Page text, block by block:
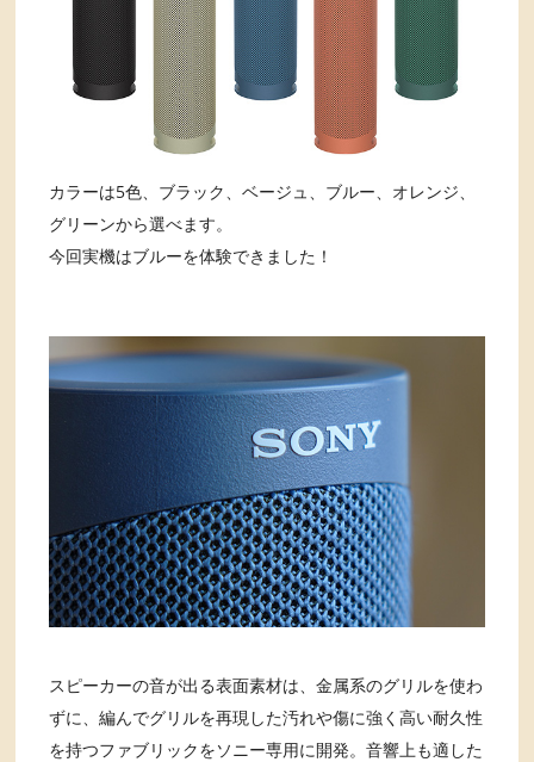
カラーは5色、ブラック、ベージュ、ブルー、オレンジ、
グリーンから選べます。
今回実機はブルーを体験できました！
スピーカーの音が出る表面素材は、金属系のグリルを使わ
ずに、編んでグリルを再現した汚れや傷に強く高い耐久性
を持つファブリックをソニー専用に開発。音響上も適した